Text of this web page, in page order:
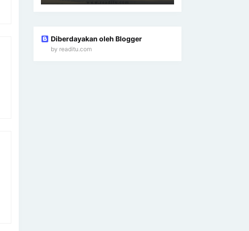
Diberdayakan oleh Blogger
by readitu.com